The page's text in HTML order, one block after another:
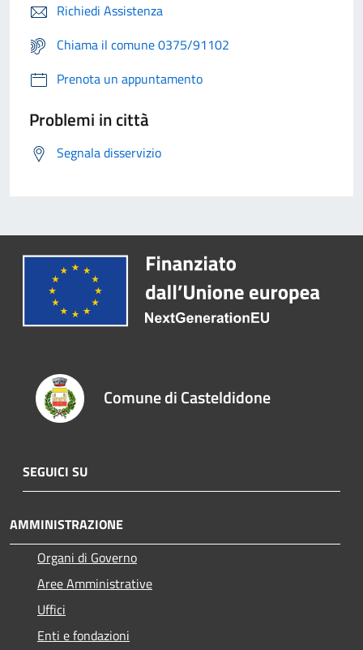
Richiedi Assistenza
Chiama il comune 0375/91102
Prenota un appuntamento
Problemi in città
Segnala disservizio
Comune di Casteldidone
SEGUICI SU
AMMINISTRAZIONE
Organi di Governo
Aree Amministrative
Uffici
Enti e fondazioni